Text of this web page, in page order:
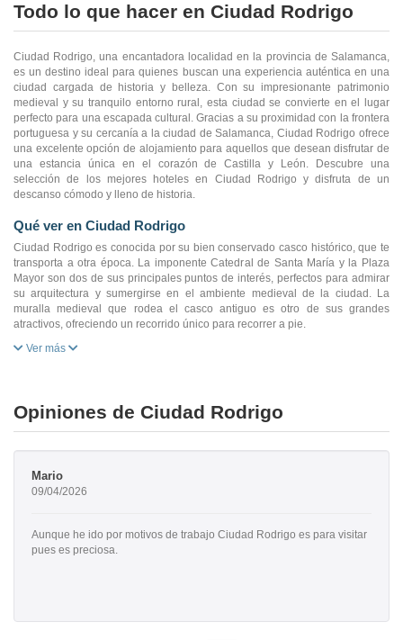
Todo lo que hacer en Ciudad Rodrigo
Ciudad Rodrigo, una encantadora localidad en la provincia de Salamanca,
es un destino ideal para quienes buscan una experiencia auténtica en una
ciudad cargada de historia y belleza. Con su impresionante patrimonio
medieval y su tranquilo entorno rural, esta ciudad se convierte en el lugar
perfecto para una escapada cultural. Gracias a su proximidad con la frontera
portuguesa y su cercanía a la ciudad de Salamanca, Ciudad Rodrigo ofrece
una excelente opción de alojamiento para aquellos que desean disfrutar de
una estancia única en el corazón de Castilla y León. Descubre una
selección de los mejores hoteles en Ciudad Rodrigo y disfruta de un
descanso cómodo y lleno de historia.
Qué ver en Ciudad Rodrigo
Ciudad Rodrigo es conocida por su bien conservado casco histórico, que te
transporta a otra época. La imponente Catedral de Santa María y la Plaza
Mayor son dos de sus principales puntos de interés, perfectos para admirar
su arquitectura y sumergirse en el ambiente medieval de la ciudad. La
muralla medieval que rodea el casco antiguo es otro de sus grandes
atractivos, ofreciendo un recorrido único para recorrer a pie.
Ver más
Opiniones de Ciudad Rodrigo
Mario
09/04/2026
Aunque he ido por motivos de trabajo Ciudad Rodrigo es para visitar
pues es preciosa.